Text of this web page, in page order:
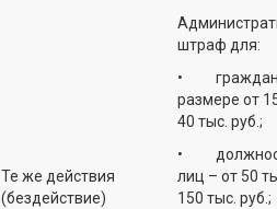
Те же действия
(бездействие)
штраф для:
• граждан
размере от
40 тыс. руб.;
•
лиц – от 50
150 тыс. руб.;